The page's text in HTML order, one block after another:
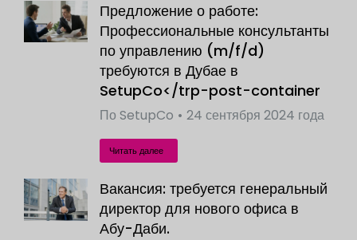
Предложение о работе:
Профессиональные консультанты
по управлению (m/f/d)
требуются в Дубае в
SetupCo</trp-post-container
По SetupCo 24 сентября 2024 года
Читать далее
Вакансия: требуется генеральный
директор для нового офиса в
Абу-Даби.